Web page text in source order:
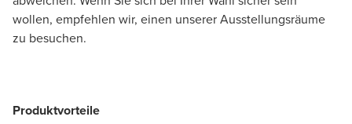
wollen, empfehlen wir, einen unserer Ausstellungsräume
zu besuchen.
Produktvorteile